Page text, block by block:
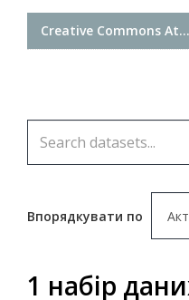
Creative Commons At...
Впорядкувати по
1 набір